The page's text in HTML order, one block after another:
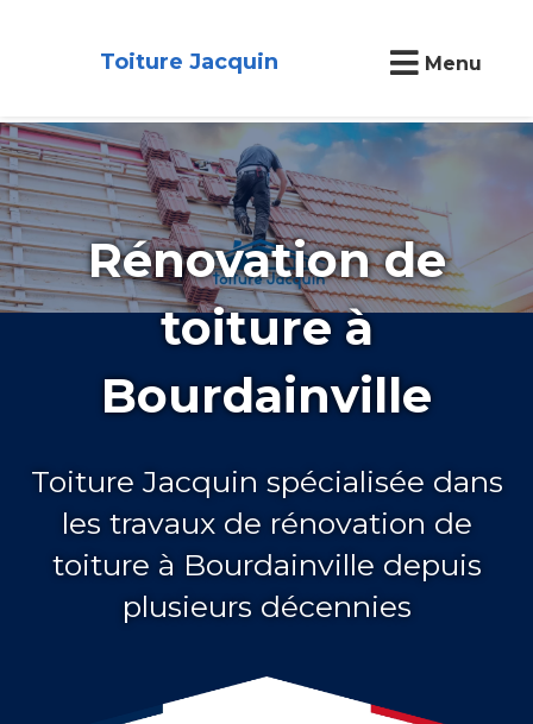
Toiture Jacquin Menu
Rénovation de
toiture à
Bourdainville
Toiture Jacquin spécialisée dans
les travaux de rénovation de
toiture à Bourdainville depuis
plusieurs décennies